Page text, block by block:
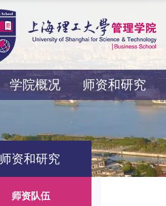
学院概况 师资和研究
师资和研究
师资队伍